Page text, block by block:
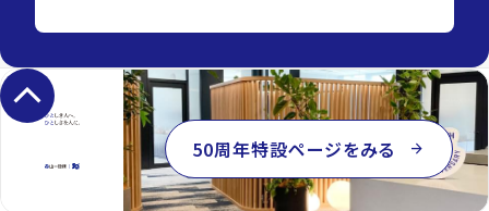
keyboard_arrow_up
50周年特設ページをみる arrow_forward